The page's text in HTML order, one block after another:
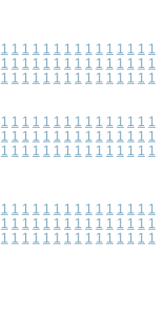
1 1 1 1 1 1 1 1 1 1 1 1 1 1 1
1 1 1 1 1 1 1 1 1 1 1 1 1 1 1
1 1 1 1 1 1 1 1 1 1 1 1 1 1 1
1 1 1 1 1 1 1 1 1 1 1 1 1 1 1
1 1 1 1 1 1 1 1 1 1 1 1 1 1 1
1 1 1 1 1 1 1 1 1 1 1 1 1 1 1
1 1 1 1 1 1 1 1 1 1 1 1 1 1 1
1 1 1 1 1 1 1 1 1 1 1 1 1 1 1
1 1 1 1 1 1 1 1 1 1 1 1 1 1 1